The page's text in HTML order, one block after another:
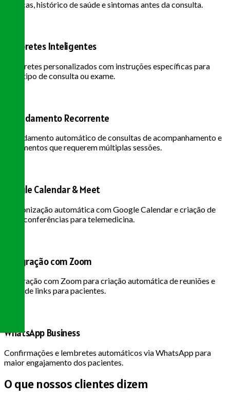
médicas, histórico de saúde e sintomas antes da consulta.
Lembretes Inteligentes
Lembretes personalizados com instruções específicas para
cada tipo de consulta ou exame.
Agendamento Recorrente
Agendamento automático de consultas de acompanhamento e
tratamentos que requerem múltiplas sessões.
Google Calendar & Meet
Sincronização automática com Google Calendar e criação de
videoconferências para telemedicina.
Integração com Zoom
Integração com Zoom para criação automática de reuniões e
envio de links para pacientes.
WhatsApp Business
Confirmações e lembretes automáticos via WhatsApp para
maior engajamento dos pacientes.
O que nossosclientes dizem